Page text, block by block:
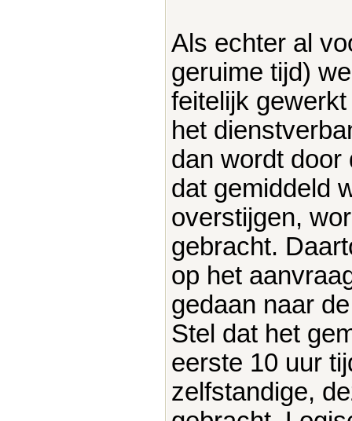
Als echter al
geruime tijd)
feitelijk
het
dan wordt door
dat gemiddeld
overstijgen,
gebracht.
op het
gedaan naar
Stel dat het
eerste 10 uur
zelfstandige,